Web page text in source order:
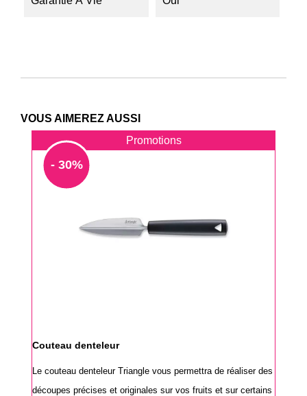
VOUS AIMEREZ AUSSI
Promotions
- 30%
Couteau denteleur
Le couteau denteleur Triangle vous permettra de réaliser des
découpes précises et originales sur vos fruits et sur certains